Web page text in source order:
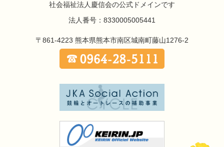
社会福祉法人慶信会の公式ドメインです
法人番号：8330005005441
〒861-4223 熊本県熊本市南区城南町藤山1276-2